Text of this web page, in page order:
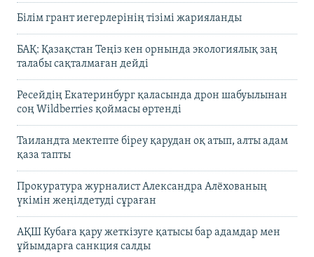
Білім грант иегерлерінің тізімі жарияланды
БАҚ: Қазақстан Теңіз кен орнында экологиялық заң
талабы сақталмаған дейді
Ресейдің Екатеринбург қаласында дрон шабуылынан
соң Wildberries қоймасы өртенді
Таиландта мектепте біреу қарудан оқ атып, алты адам
қаза тапты
Прокуратура журналист Александра Алёхованың
үкімін жеңілдетуді сұраған
АҚШ Кубаға қару жеткізуге қатысы бар адамдар мен
ұйымдарға санкция салды